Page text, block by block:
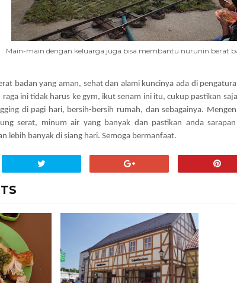
Main-main dengan keluarga juga bisa membantu nurunin berat
badan yang aman, sehat dan alami kuncinya ada di
raga ini tidak harus ke gym, ikut senam ini itu, cukup pastikan
di pagi hari, bersih-bersih rumah, dan sebagainya.
serat, minum air yang banyak dan pastikan anda
lebih banyak di siang hari. Semoga bermanfaat.